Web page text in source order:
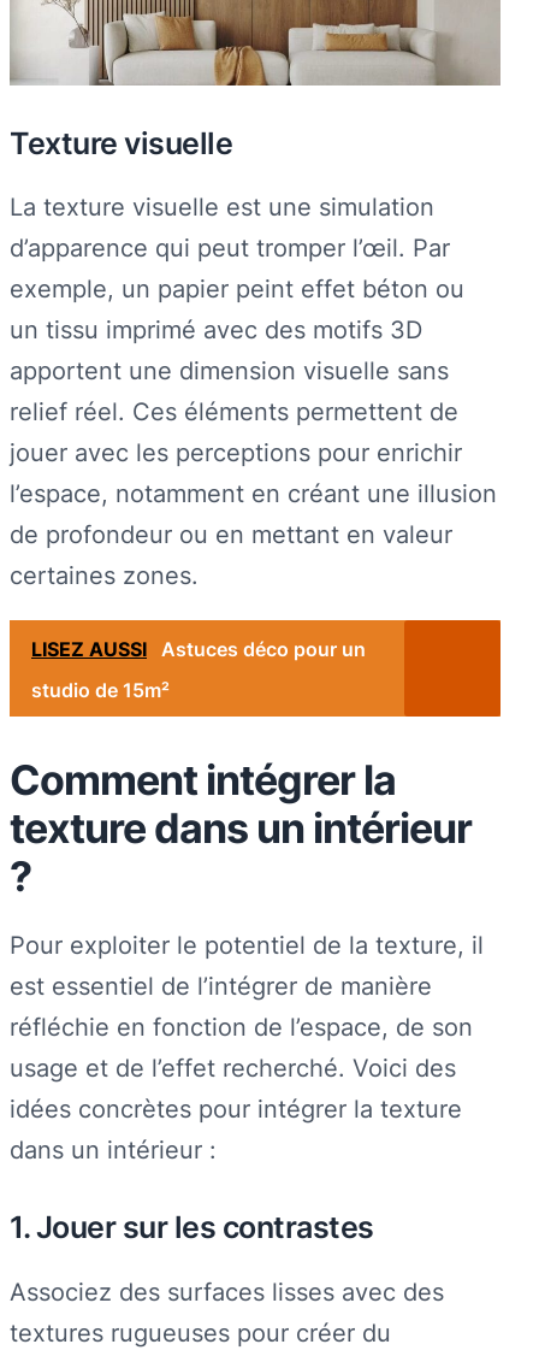
Texture visuelle
La texture visuelle est une simulation
d’apparence qui peut tromper l’œil. Par
exemple, un papier peint effet béton ou
un tissu imprimé avec des motifs 3D
apportent une dimension visuelle sans
relief réel. Ces éléments permettent de
jouer avec les perceptions pour enrichir
l’espace, notamment en créant une illusion
de profondeur ou en mettant en valeur
certaines zones.
LISEZ AUSSI Astuces déco pour un
studio de 15m²
Comment intégrer la
texture dans un intérieur
?
Pour exploiter le potentiel de la texture, il
est essentiel de l’intégrer de manière
réfléchie en fonction de l’espace, de son
usage et de l’effet recherché. Voici des
idées concrètes pour intégrer la texture
dans un intérieur :
1. Jouer sur les contrastes
Associez des surfaces lisses avec des
textures rugueuses pour créer du